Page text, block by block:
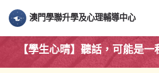
澳門學聯升學及心理輔導中心
【學生心晴】聽話，可能是一